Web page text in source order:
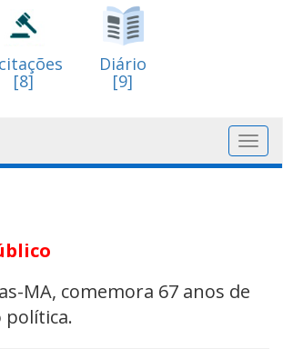
[8]
Diário
[9]
MA, comemora 67 anos de
política.